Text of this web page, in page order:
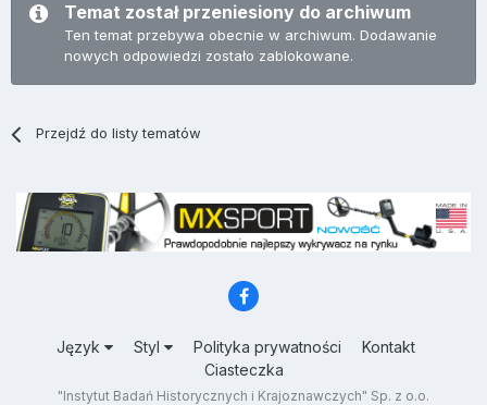
Temat został przeniesiony do archiwum
Ten temat przebywa obecnie w archiwum. Dodawanie
nowych odpowiedzi zostało zablokowane.
Przejdź do listy tematów
Język Styl Polityka prywatności
Kontakt
Ciasteczka
"Instytut Badań Historycznych i Krajoznawczych" Sp. z o.o.